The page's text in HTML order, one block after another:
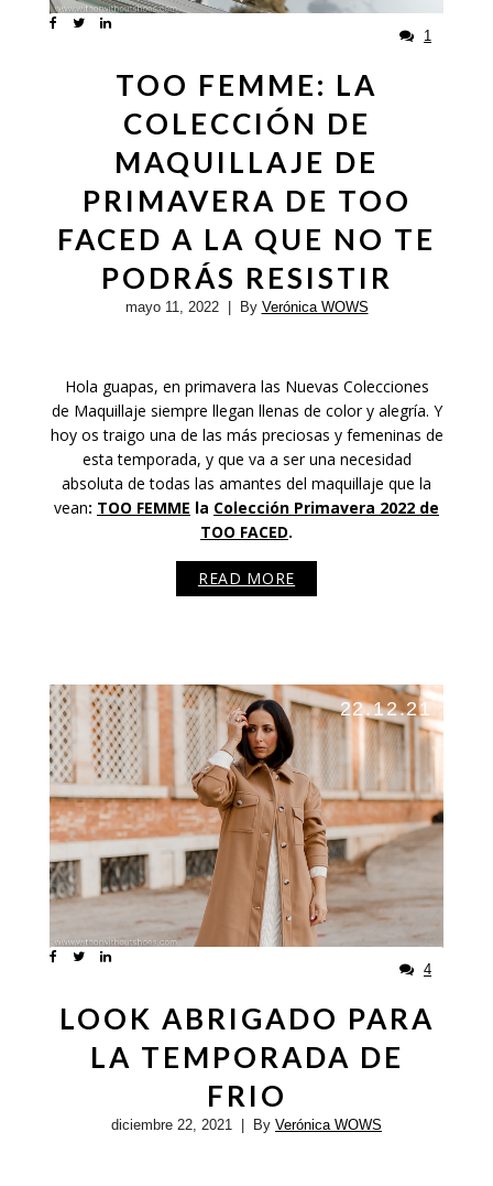
1
TOO FEMME: LA
COLECCIÓN DE
MAQUILLAJE DE
PRIMAVERA DE TOO
FACED A LA QUE NO TE
PODRÁS RESISTIR
mayo 11, 2022| By Verónica WOWS
Hola guapas, en primavera las Nuevas Colecciones
de Maquillaje siempre llegan llenas de color y alegría. Y
hoy os traigo una de las más preciosas y femeninas de
esta temporada, y que va a ser una necesidad
absoluta de todas las amantes del maquillaje que la
vean: TOO FEMME la Colección Primavera 2022 de
TOO FACED.
READ MORE
22.12.21
4
LOOK ABRIGADO PARA
LA TEMPORADA DE
FRIO
diciembre 22, 2021 | By Verónica WOWS